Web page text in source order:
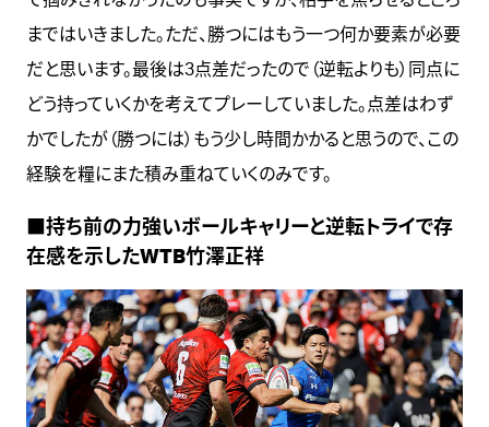
まではいきました。ただ、勝つにはもう一つ何か要素が必要
だと思います。最後は3点差だったので（逆転よりも）同点に
どう持っていくかを考えてプレーしていました。点差はわず
かでしたが（勝つには）もう少し時間かかると思うので、この
経験を糧にまた積み重ねていくのみです。
■持ち前の力強いボールキャリーと逆転トライで存
在感を示したWTB竹澤正祥